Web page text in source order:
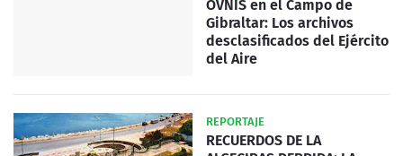
OVNIS en el Campo de
Gibraltar: Los archivos
desclasificados del Ejército
del Aire
REPORTAJE
RECUERDOS DE LA